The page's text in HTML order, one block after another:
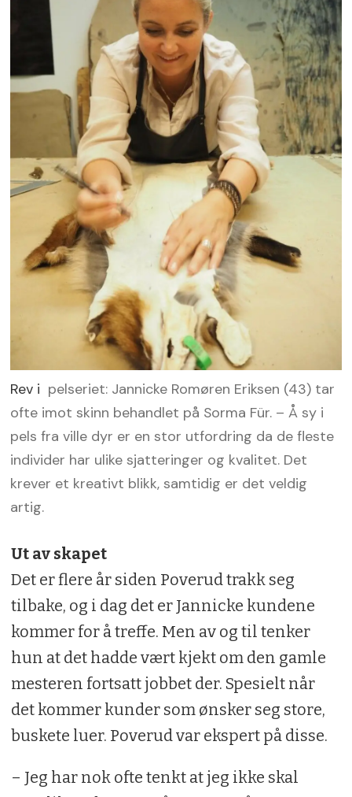
Rev i pelseriet: Jannicke Romøren Eriksen (43) tar
ofte imot skinn behandlet på Sorma Für. – Å sy i
pels fra ville dyr er en stor utfordring da de fleste
individer har ulike sjatteringer og kvalitet. Det
krever et kreativt blikk, samtidig er det veldig
artig.
Ut av skapet
Det er flere år siden Poverud trakk seg
tilbake, og i dag det er Jannicke kundene
kommer for å treffe. Men av og til tenker
hun at det hadde vært kjekt om den gamle
mesteren fortsatt jobbet der. Spesielt når
det kommer kunder som ønsker seg store,
buskete luer. Poverud var ekspert på disse.
– Jeg har nok ofte tenkt at jeg ikke skal